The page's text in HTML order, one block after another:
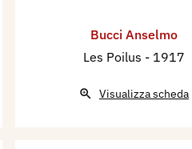
Bucci Anselmo
Les Poilus - 1917
Visualizza scheda